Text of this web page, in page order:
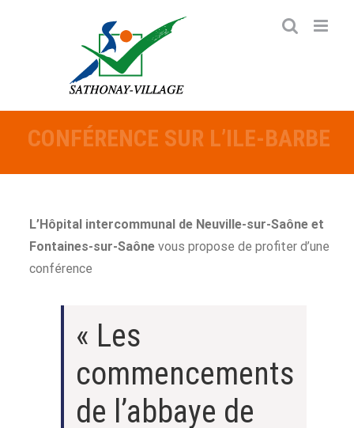
CONFÉRENCE SUR L’ILE-BARBE
L’Hôpital intercommunal de Neuville-sur-Saône et
Fontaines-sur-Saône vous propose de profiter d’une
conférence
« Les
commencements
de l’abbaye de